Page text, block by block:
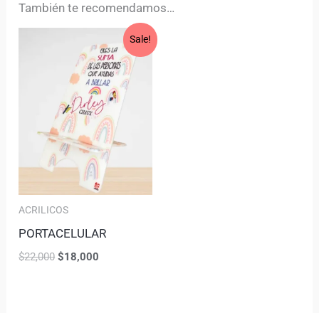
También te recomendamos…
Sale!
ACRILICOS
PORTACELULAR
$22,000
was:
$22,000.
$18,000
Current
price
is:
$18,000.